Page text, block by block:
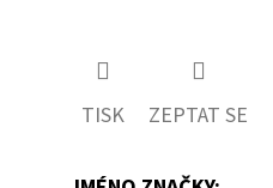
TISK ZEPTAT SE